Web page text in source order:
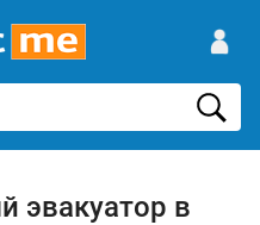
эвакуатор в